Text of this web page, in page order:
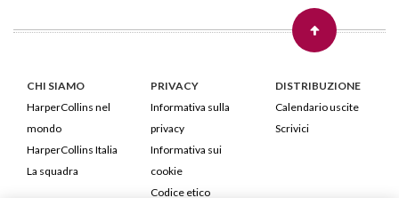
CHI SIAMO
HarperCollins nel
mondo
HarperCollins Italia
La squadra
PRIVACY
Informativa sulla
privacy
Informativa sui
cookie
Codice etico
DISTRIBUZIONE
Calendario uscite
Scrivici